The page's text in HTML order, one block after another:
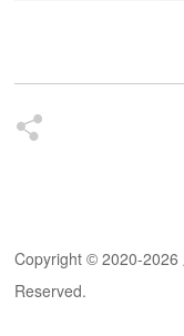
Copyright© 2020-2026
Reserved.